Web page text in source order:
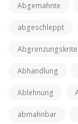
Abgemahnte
abgeschleppt
Abhandlung
Ablehnung
abmahnbar